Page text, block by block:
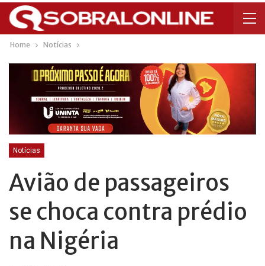
Home Notícias
Notícias
Avião de passageiros
se choca contra prédio
na Nigéria